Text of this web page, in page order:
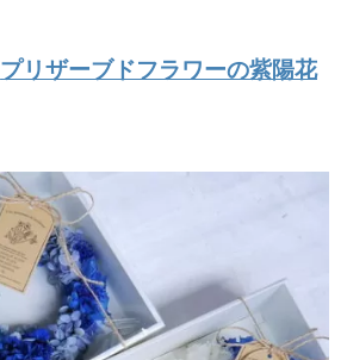
プリザーブドフラワーの紫陽花